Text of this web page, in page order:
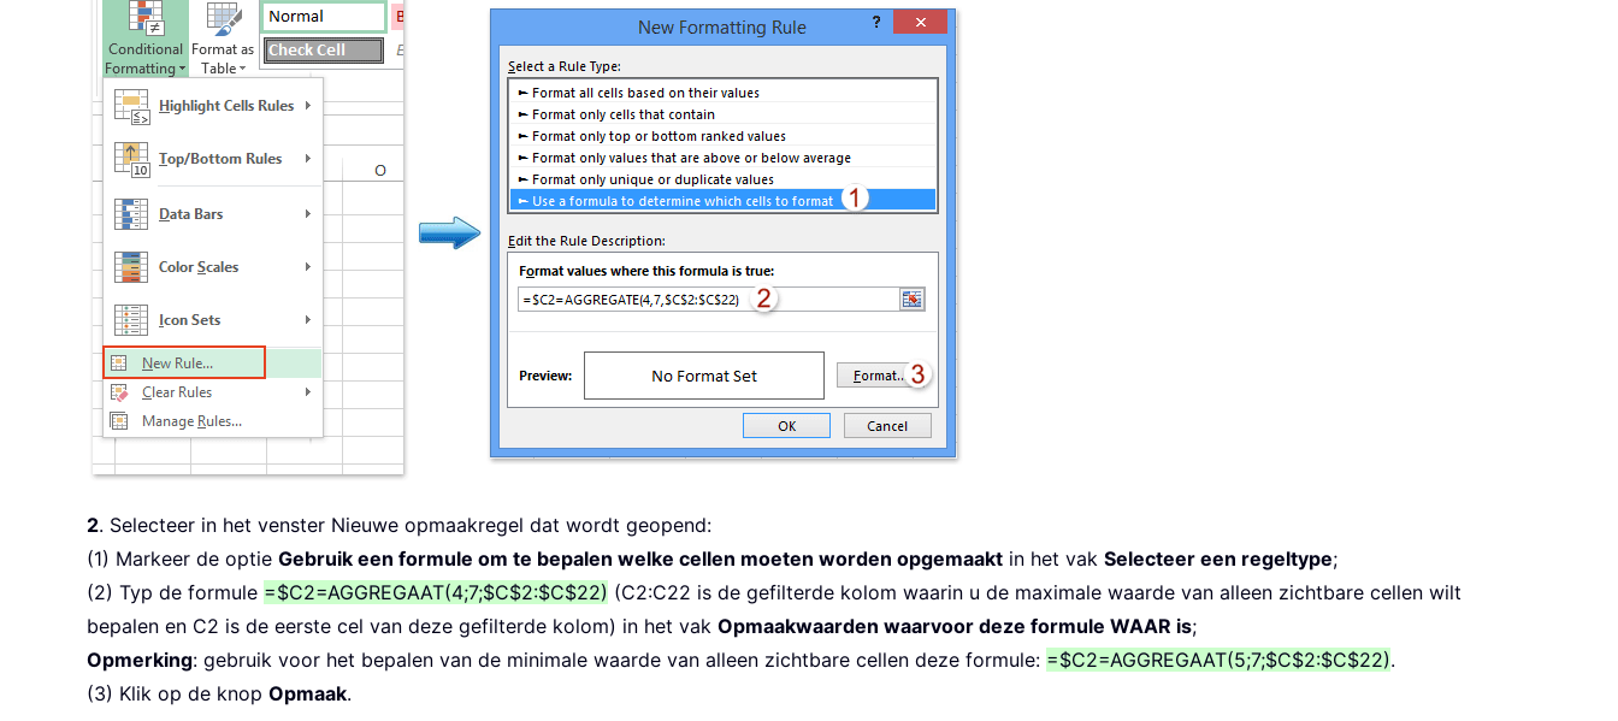
2. Selecteer in het venster Nieuwe opmaakregel dat wordt geopend:
(1) Markeer de optie Gebruik een formule om te bepalen welke cellen moeten worden opgemaakt in het vak Selecteer een regeltype;
(2) Typ de formule =$C2=AGGREGAAT(4;7;$C$2:$C$22) (C2:C22 is de gefilterde kolom waarin u de maximale waarde van alleen zichtbare cellen wilt
bepalen en C2 is de eerste cel van deze gefilterde kolom) in het vak Opmaakwaarden waarvoor deze formule WAAR is;
Opmerking: gebruik voor het bepalen van de minimale waarde van alleen zichtbare cellen deze formule: =$C2=AGGREGAAT(5;7;$C$2:$C$22).
(3) Klik op de knop Opmaak.